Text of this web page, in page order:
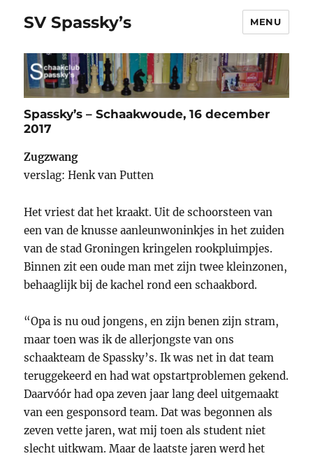
SV Spassky’s MENU
Spassky’s – Schaakwoude, 16 december
2017
Zugzwang
verslag: Henk van Putten
Het vriest dat het kraakt. Uit de schoorsteen van
een van de knusse aanleunwoninkjes in het zuiden
van de stad Groningen kringelen rookpluimpjes.
Binnen zit een oude man met zijn twee kleinzonen,
behaaglijk bij de kachel rond een schaakbord.
“Opa is nu oud jongens, en zijn benen zijn stram,
maar toen was ik de allerjongste van ons
schaakteam de Spassky’s. Ik was net in dat team
teruggekeerd en had wat opstartproblemen gekend.
Daarvóór had opa zeven jaar lang deel uitgemaakt
van een gesponsord team. Dat was begonnen als
zeven vette jaren, wat mij toen als student niet
slecht uitkwam. Maar de laatste jaren werd het